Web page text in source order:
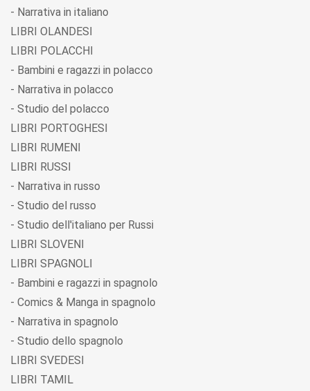
- Narrativa in italiano
LIBRI OLANDESI
LIBRI POLACCHI
- Bambini e ragazzi in polacco
- Narrativa in polacco
- Studio del polacco
LIBRI PORTOGHESI
LIBRI RUMENI
LIBRI RUSSI
- Narrativa in russo
- Studio del russo
- Studio dell'italiano per Russi
LIBRI SLOVENI
LIBRI SPAGNOLI
- Bambini e ragazzi in spagnolo
- Comics & Manga in spagnolo
- Narrativa in spagnolo
- Studio dello spagnolo
LIBRI SVEDESI
LIBRI TAMIL